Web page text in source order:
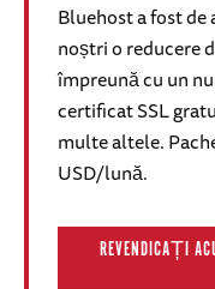
Bluehost a fost
noștri o reducere
împreună cu un
certificat SSL
multe altele.
USD/lună.
REVENDICAȚI